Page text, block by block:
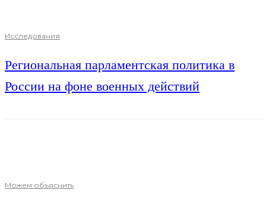
Исследования
Региональная парламентская политика в
России на фоне военных действий
Можем объяснить